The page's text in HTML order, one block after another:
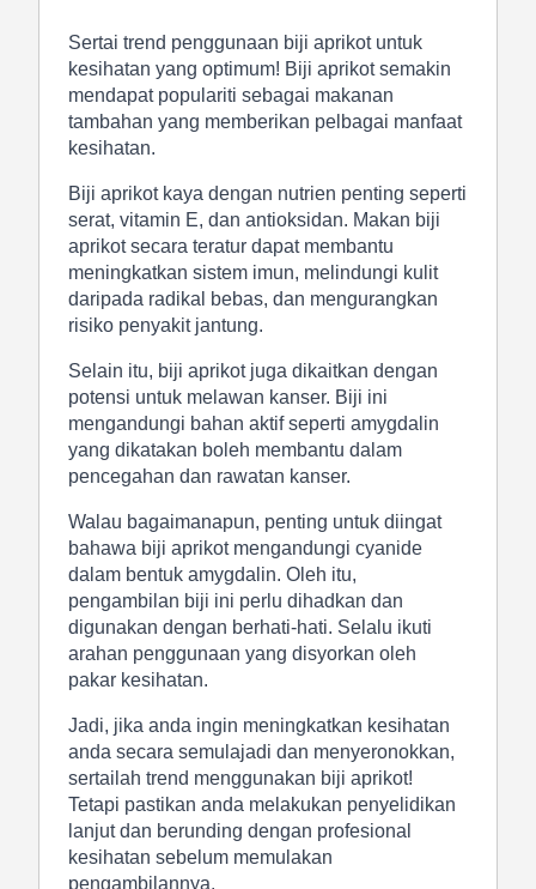
Sertai trend penggunaan biji aprikot untuk
kesihatan yang optimum! Biji aprikot semakin
mendapat populariti sebagai makanan
tambahan yang memberikan pelbagai manfaat
kesihatan.
Biji aprikot kaya dengan nutrien penting seperti
serat, vitamin E, dan antioksidan. Makan biji
aprikot secara teratur dapat membantu
meningkatkan sistem imun, melindungi kulit
daripada radikal bebas, dan mengurangkan
risiko penyakit jantung.
Selain itu, biji aprikot juga dikaitkan dengan
potensi untuk melawan kanser. Biji ini
mengandungi bahan aktif seperti amygdalin
yang dikatakan boleh membantu dalam
pencegahan dan rawatan kanser.
Walau bagaimanapun, penting untuk diingat
bahawa biji aprikot mengandungi cyanide
dalam bentuk amygdalin. Oleh itu,
pengambilan biji ini perlu dihadkan dan
digunakan dengan berhati-hati. Selalu ikuti
arahan penggunaan yang disyorkan oleh
pakar kesihatan.
Jadi, jika anda ingin meningkatkan kesihatan
anda secara semulajadi dan menyeronokkan,
sertailah trend menggunakan biji aprikot!
Tetapi pastikan anda melakukan penyelidikan
lanjut dan berunding dengan profesional
kesihatan sebelum memulakan
pengambilannya.